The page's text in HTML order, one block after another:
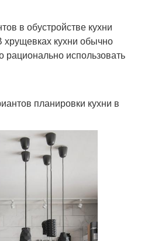
в обустройстве кухни
хрущевках кухни обычно
использовать
планировки кухни в